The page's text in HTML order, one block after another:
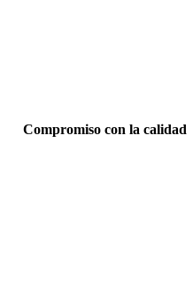
Compromiso con la calidad